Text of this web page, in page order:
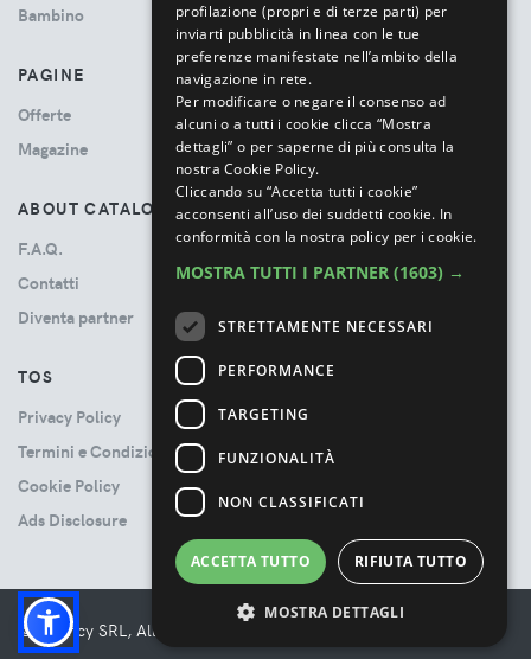
Bambino
PAGINE
Offerte
Magazine
ABOUT CATALOVE
F.A.Q.
Contatti
Diventa partner
TOS
Privacy Policy
Termini e Condizioni
Cookie Policy
Ads Disclosure
© Booncy SRL, All rights reserved. - VAT 06534300485
profilazione (propri e di terze parti) per
inviarti pubblicità in linea con le tue
preferenze manifestate nell’ambito della
navigazione in rete.
Per modificare o negare il consenso ad
alcuni o a tutti i cookie clicca “Mostra
dettagli” o per saperne di più consulta la
nostra Cookie Policy.
Cliccando su “Accetta tutti i cookie”
acconsenti all’uso dei suddetti cookie. In
conformità con la nostra policy per i cookie.
MOSTRA TUTTI I PARTNER (1603) →
STRETTAMENTE NECESSARI
PERFORMANCE
TARGETING
FUNZIONALITÀ
NON CLASSIFICATI
ACCETTA TUTTO RIFIUTA TUTTO
MOSTRA DETTAGLI